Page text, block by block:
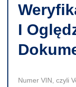
I
Numer VIN, czyli